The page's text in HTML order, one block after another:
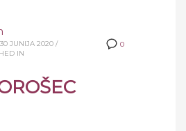
0
JUNIJA 2020 /
IN